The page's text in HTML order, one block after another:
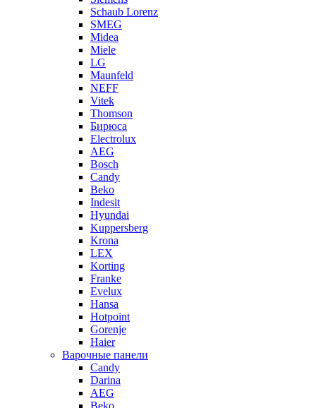
Schaub Lorenz
SMEG
Midea
Miele
LG
Maunfeld
NEFF
Vitek
Thomson
Бирюса
Electrolux
AEG
Bosch
Candy
Beko
Indesit
Hyundai
Kuppersberg
Krona
LEX
Korting
Franke
Evelux
Hansa
Hotpoint
Gorenje
Haier
Варочные панели
Candy
Darina
AEG